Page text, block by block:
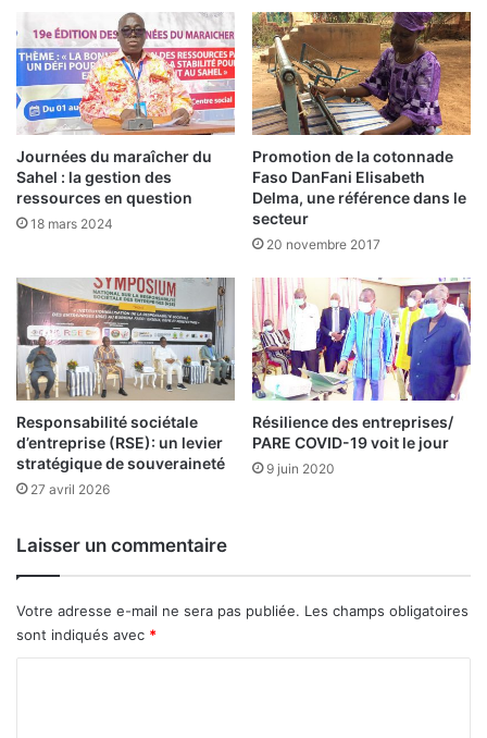
c
i
i
t
é
l
’
a
è
u
x
c
r
é
d
i
s
t
d
a
u
o
u
v
o
i
r
n
o
s
a
p
r
è
s
Journées du maraîcher du
Sahel : la gestion des
ressources en question
18 mars 2024
Promotion de la cotonnade
Faso DanFani Elisabeth
Delma, une référence dans le
secteur
20 novembre 2017
Responsabilité sociétale
d’entreprise (RSE): un levier
stratégique de souveraineté
27 avril 2026
Résilience des entreprises/
PARE COVID-19 voit le jour
9 juin 2020
Laisser un commentaire
Votre adresse e-mail ne sera pas publiée. Les champs obligatoires
sont indiqués avec *